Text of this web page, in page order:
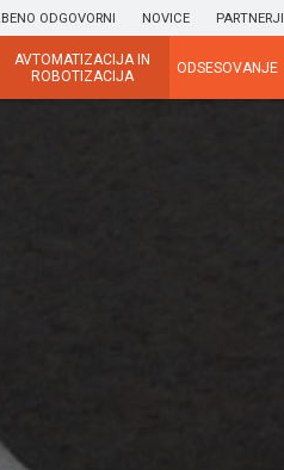
ODGOVORNI NOVICE PARTNERJI
AVTOMATIZACIJA IN
ROBOTIZACIJA
ODSESOVANJE